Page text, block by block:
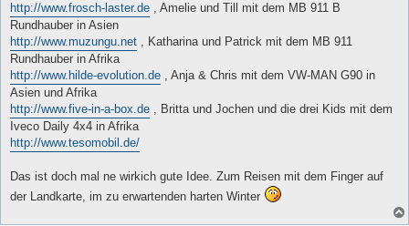
http://www.frosch-laster.de , Amelie und Till mit dem MB 911 B
Rundhauber in Asien
http://www.muzungu.net , Katharina und Patrick mit dem MB 911
Rundhauber in Afrika
http://www.hilde-evolution.de , Anja & Chris mit dem VW-MAN G90 in
Asien und Afrika
http://www.five-in-a-box.de , Britta und Jochen und die drei Kids mit dem
Iveco Daily 4x4 in Afrika
http://www.tesomobil.de/
Das ist doch mal ne wirkich gute Idee. Zum Reisen mit dem Finger auf
der Landkarte, im zu erwartenden harten Winter